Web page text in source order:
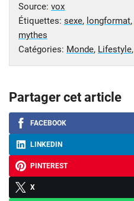
Source: vox
Étiquettes: sexe, longformat,
mythes
Catégories: Monde, Lifestyle,
Partager cet article
FACEBOOK
LINKEDIN
PINTEREST
X